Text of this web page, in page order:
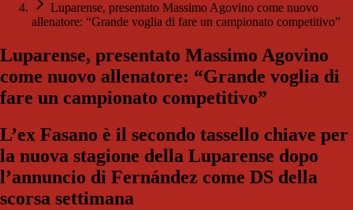
Luparense, presentato Massimo Agovino come nuovo
allenatore: “Grande voglia di fare un campionato competitivo”
Luparense, presentato Massimo Agovino
come nuovo allenatore: “Grande voglia di
fare un campionato competitivo”
L’ex Fasano è il secondo tassello chiave per
la nuova stagione della Luparense dopo
l’annuncio di Fernández come DS della
scorsa settimana